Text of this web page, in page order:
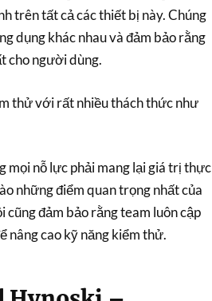
trên tất cả các thiết bị này. Chúng
dụng khác nhau và đảm bảo rằng
cho người dùng.
thử với rất nhiều thách thức như
mọi nỗ lực phải mang lại giá trị thực
những điểm quan trọng nhất của
cũng đảm bảo rằng team luôn cập
nâng cao kỹ năng kiểm thử.